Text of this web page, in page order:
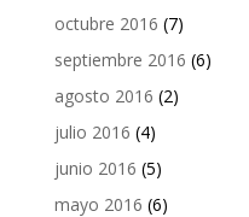
octubre 2016 (7)
septiembre 2016 (6)
agosto 2016 (2)
julio 2016 (4)
junio 2016 (5)
mayo 2016 (6)